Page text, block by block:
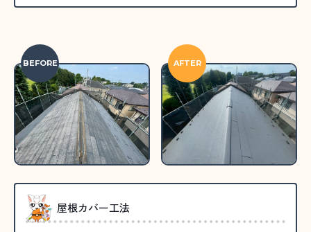
BEFORE AFTER
屋根カバー工法